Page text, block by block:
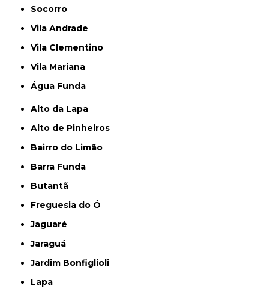
Socorro
Vila Andrade
Vila Clementino
Vila Mariana
Água Funda
Alto da Lapa
Alto de Pinheiros
Bairro do Limão
Barra Funda
Butantã
Freguesia do Ó
Jaguaré
Jaraguá
Jardim Bonfiglioli
Lapa